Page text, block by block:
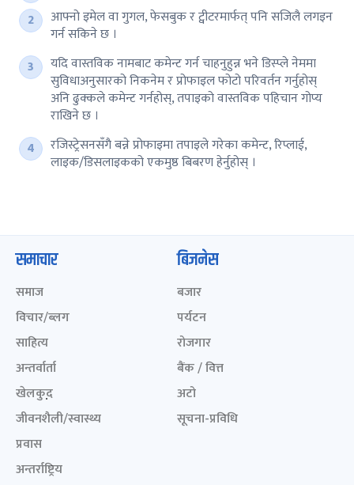
आफ्नो इमेल वा गुगल, फेसबुक र ट्वीटरमार्फत् पनि सजिलै लगइन
गर्न सकिने छ ।
यदि वास्तविक नामबाट कमेन्ट गर्न चाहनुहुन्न भने डिस्प्ले नेममा
सुविधाअनुसारको निकनेम र प्रोफाइल फोटो परिवर्तन गर्नुहोस्
अनि ढुक्कले कमेन्ट गर्नहोस्, तपाइको वास्तविक पहिचान गोप्य
राखिने छ ।
रजिस्ट्रेसनसँगै बन्ने प्रोफाइमा तपाइले गरेका कमेन्ट, रिप्लाई,
लाइक/डिसलाइकको एकमुष्ठ बिबरण हेर्नुहोस् ।
समाचार
समाज
विचार/ब्लग
साहित्य
अन्तर्वार्ता
खेलकुद़़
जीवनशैली/स्वास्थ्य
प्रवास
अन्तर्राष्ट्रिय
बिजनेस
बजार
पर्यटन
रोजगार
बैंक / वित्त
अटो
सूचना-प्रविधि